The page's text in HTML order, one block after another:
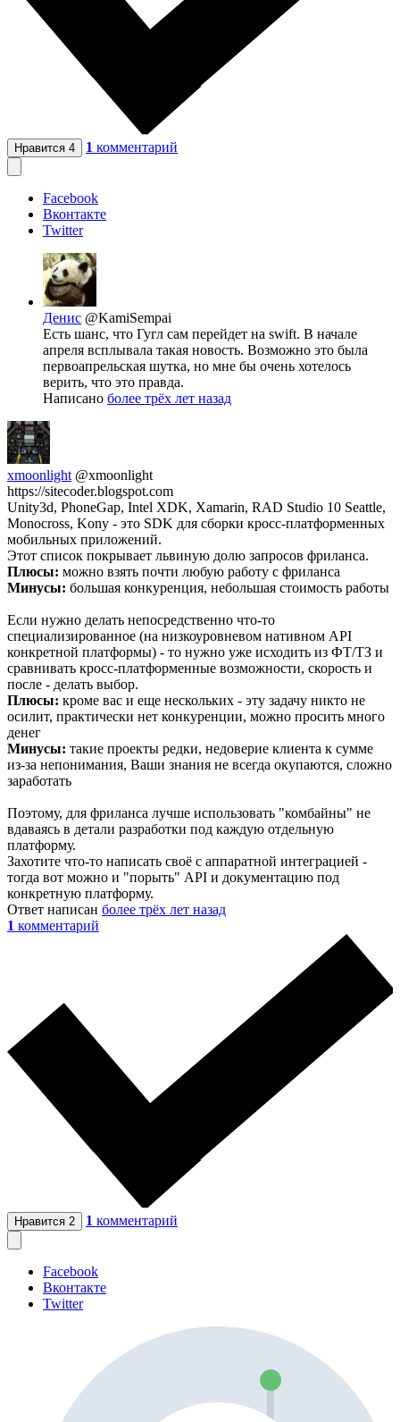
Нравится 4 1 комментарий
Facebook
Вконтакте
Twitter
Денис @KamiSempai
Есть шанс, что Гугл сам перейдет на swift. В начале
апреля всплывала такая новость. Возможно это была
первоапрельская шутка, но мне бы очень хотелось
верить, что это правда.
Написано более трёх лет назад
xmoonlight @xmoonlight
https://sitecoder.blogspot.com
Unity3d, PhoneGap, Intel XDK, Xamarin, RAD Studio 10 Seattle,
Monocross, Kony - это SDK для сборки кросс-платформенных
мобильных приложений.
Этот список покрывает львиную долю запросов фриланса.
Плюсы: можно взять почти любую работу с фриланса
Минусы: большая конкуренция, небольшая стоимость работы
Если нужно делать непосредственно что-то
специализированное (на низкоуровневом нативном API
конкретной платформы) - то нужно уже исходить из ФТ/ТЗ и
сравнивать кросс-платформенные возможности, скорость и
после - делать выбор.
Плюсы: кроме вас и еще нескольких - эту задачу никто не
осилит, практически нет конкуренции, можно просить много
денег
Минусы: такие проекты редки, недоверие клиента к сумме
из-за непонимания, Ваши знания не всегда окупаются, сложно
заработать
Поэтому, для фриланса лучше использовать "комбайны" не
вдаваясь в детали разработки под каждую отдельную
платформу.
Захотите что-то написать своё с аппаратной интеграцией -
тогда вот можно и "порыть" API и документацию под
конкретную платформу.
Ответ написан более трёх лет назад
1 комментарий
Нравится 2 1 комментарий
Facebook
Вконтакте
Twitter